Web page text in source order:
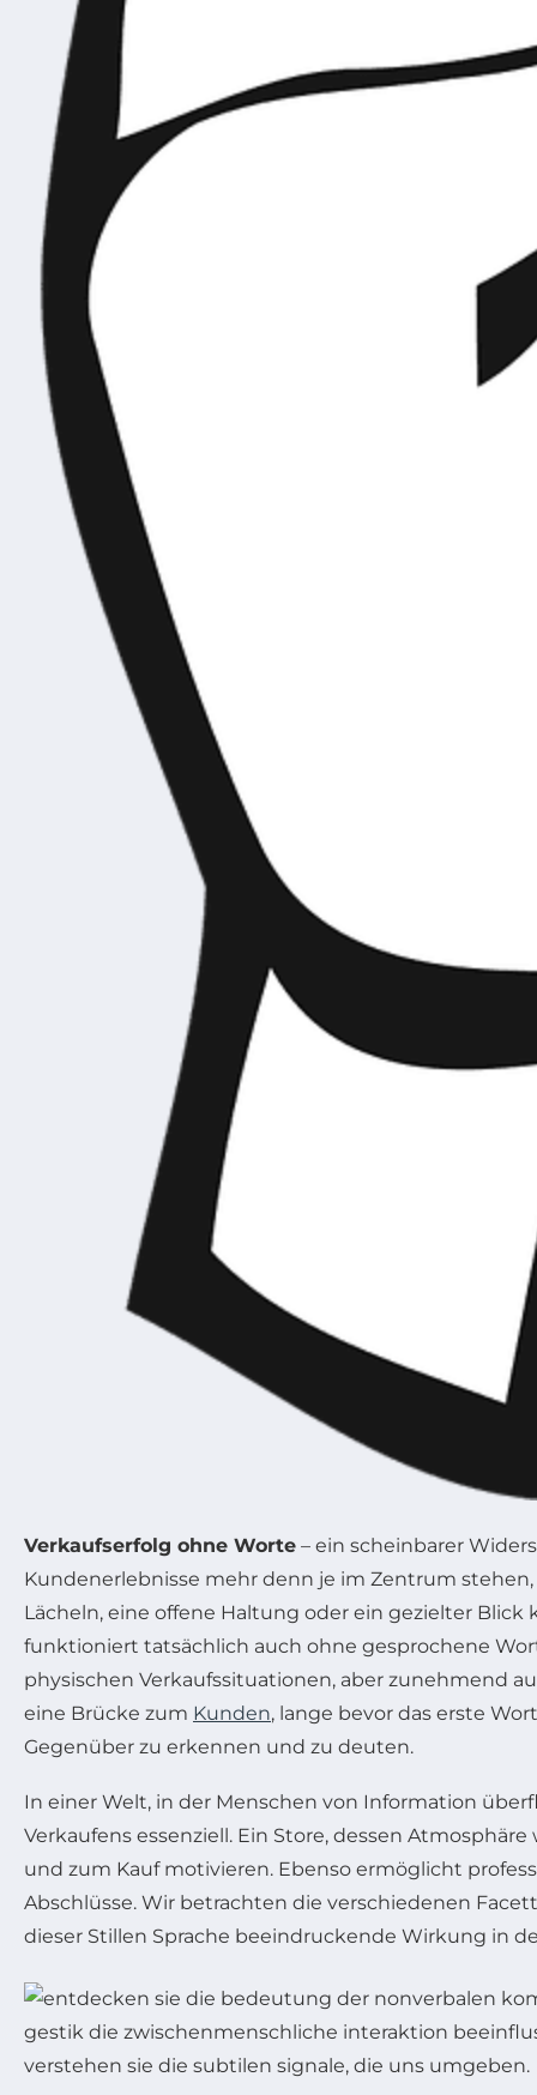
Verkaufserfolg ohne Worte – ein scheinbarer
Kundenerlebnisse mehr denn je im Zentrum
Lächeln, eine offene Haltung oder ein gezielter
funktioniert tatsächlich auch ohne gesprochene
physischen Verkaufssituationen, aber zunehmend
eine Brücke zum Kunden, lange bevor das erste
Gegenüber zu erkennen und zu deuten.
In einer Welt, in der Menschen von Information
Verkaufens essenziell. Ein Store, dessen
und zum Kauf motivieren. Ebenso ermöglicht
Abschlüsse. Wir betrachten die verschiedenen
dieser Stillen Sprache beeindruckende Wirkung in